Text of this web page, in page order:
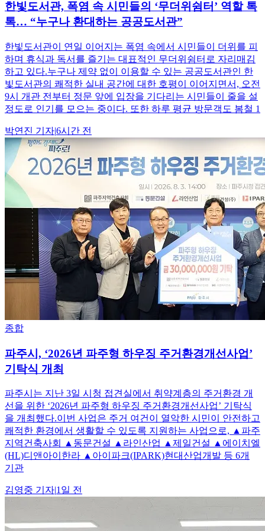
한빛도서관, 폭염 속 시민들의 ‘무더위쉼터’ 역할 톡
톡… “누구나 환대하는 공공도서관”
한빛도서관이 연일 이어지는 폭염 속에서 시민들이 더위를 피
하며 휴식과 독서를 즐기는 대표적인 무더위쉼터로 자리매김
하고 있다.누구나 제약 없이 이용할 수 있는 공공도서관인 한
빛도서관의 쾌적한 실내 공간에 대한 호평이 이어지면서, 오전
9시 개관 전부터 정문 앞에 입장을 기다리는 시민들이 줄을 설
정도로 인기를 모으는 중이다. 또한 하루 평균 방문객도 봄철 1
박연진 기자|6시간 전
종합
파주시, ‘2026년 파주형 하우징 주거환경개선사업’
기탁식 개최
파주시는 지난 3일 시청 접견실에서 취약계층의 주거환경 개
선을 위한 ‘2026년 파주형 하우징 주거환경개선사업’ 기탁식
을 개최했다.이번 사업은 주거 여건이 열악한 시민이 안전하고
쾌적한 환경에서 생활할 수 있도록 지원하는 사업으로, ▲파주
지역건축사회 ▲동문건설 ▲라인산업 ▲제일건설 ▲에이치엘
(HL)디앤아이한라 ▲아이파크(IPARK)현대산업개발 등 6개
기관
김영중 기자|1일 전